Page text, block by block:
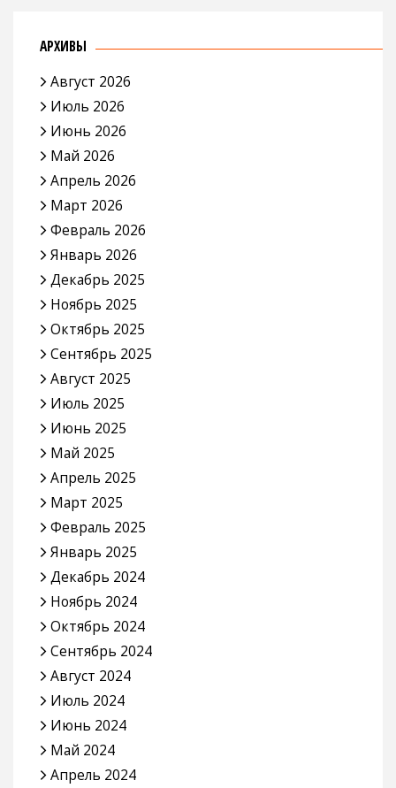
АРХИВЫ
Август 2026
Июль 2026
Июнь 2026
Май 2026
Апрель 2026
Март 2026
Февраль 2026
Январь 2026
Декабрь 2025
Ноябрь 2025
Октябрь 2025
Сентябрь 2025
Август 2025
Июль 2025
Июнь 2025
Май 2025
Апрель 2025
Март 2025
Февраль 2025
Январь 2025
Декабрь 2024
Ноябрь 2024
Октябрь 2024
Сентябрь 2024
Август 2024
Июль 2024
Июнь 2024
Май 2024
Апрель 2024